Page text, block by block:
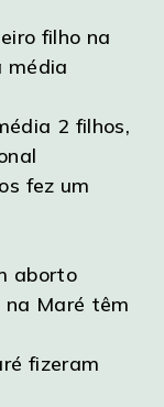
filho na
média
2 filhos,
fez um
aborto
Maré têm
fizeram